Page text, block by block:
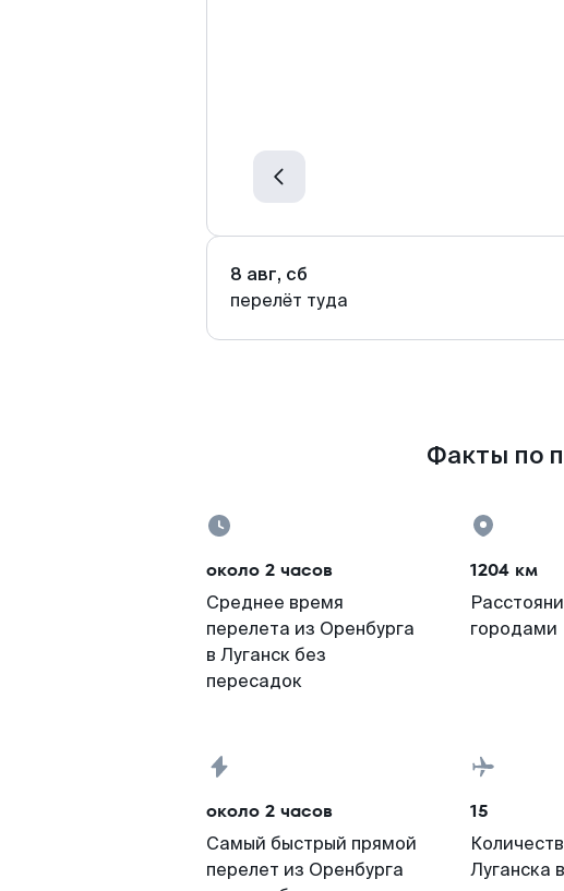
8 авг, сб
перелёт туда
Факты по
около 2 часов
Среднее время
перелета из Оренбурга
в Луганск без
пересадок
1204 км
городами
около 2 часов
Самый быстрый прямой
перелет из Оренбурга
15
Луганска